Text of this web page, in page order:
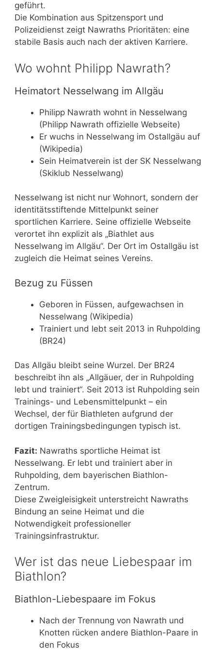
geführt.
Die Kombination aus Spitzensport und
Polizeidienst zeigt Nawraths Prioritäten: eine
stabile Basis auch nach der aktiven Karriere.
Wo wohnt Philipp Nawrath?
Heimatort Nesselwang im Allgäu
Philipp Nawrath wohnt in Nesselwang
(Philipp Nawrath offizielle Webseite)
Er wuchs in Nesselwang im Ostallgäu auf
(Wikipedia)
Sein Heimatverein ist der SK Nesselwang
(Skiklub Nesselwang)
Nesselwang ist nicht nur Wohnort, sondern der
identitätsstiftende Mittelpunkt seiner
sportlichen Karriere. Seine offizielle Webseite
verortet ihn explizit als „Biathlet aus
Nesselwang im Allgäu“. Der Ort im Ostallgäu ist
zugleich die Heimat seines Vereins.
Bezug zu Füssen
Geboren in Füssen, aufgewachsen in
Nesselwang (Wikipedia)
Trainiert und lebt seit 2013 in Ruhpolding
(BR24)
Das Allgäu bleibt seine Wurzel. Der BR24
beschreibt ihn als „Allgäuer, der in Ruhpolding
lebt und trainiert“. Seit 2013 ist Ruhpolding sein
Trainings- und Lebensmittelpunkt – ein
Wechsel, der für Biathleten aufgrund der
dortigen Trainingsbedingungen typisch ist.
Fazit: Nawraths sportliche Heimat ist
Nesselwang. Er lebt und trainiert aber in
Ruhpolding, dem bayerischen Biathlon-
Zentrum.
Diese Zweigleisigkeit unterstreicht Nawraths
Bindung an seine Heimat und die
Notwendigkeit professioneller
Trainingsinfrastruktur.
Wer ist das neue Liebespaar im
Biathlon?
Biathlon-Liebespaare im Fokus
Nach der Trennung von Nawrath und
Knotten rücken andere Biathlon-Paare in
den Fokus